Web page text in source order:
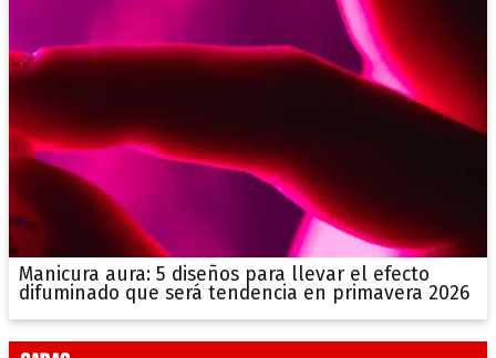
Manicura aura: 5 diseños para llevar el efecto
difuminado que será tendencia en primavera 2026